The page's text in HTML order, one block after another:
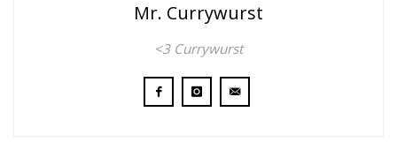
Mr. Currywurst
<3 Currywurst